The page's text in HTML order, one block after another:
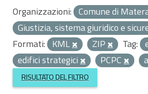
Organizzazioni: Comune di
Giustizia, sistema giuridico e
Formati: KML ZIP Tag:
edifici strategici
PCPC
RISULTATO DEL FILTRO